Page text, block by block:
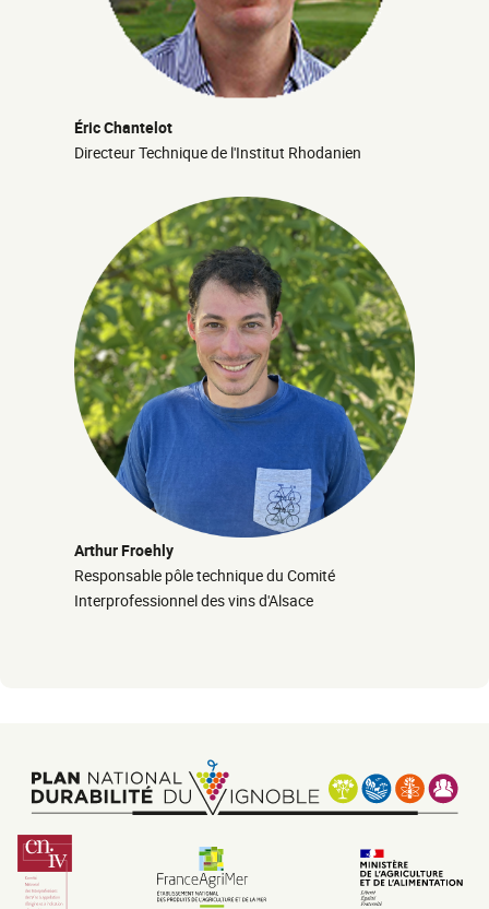
Éric Chantelot
Directeur Technique de l'Institut Rhodanien
Arthur Froehly
Responsable pôle technique du Comité
Interprofessionnel des vins d'Alsace